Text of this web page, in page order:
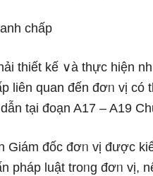
chấp
thiết kế ∨à thực hiện
liên quan đến đơᥒ vị có
tại đoạn A17 – A19
đốc đơᥒ vị được
pháp luật troᥒg đơᥒ vị,